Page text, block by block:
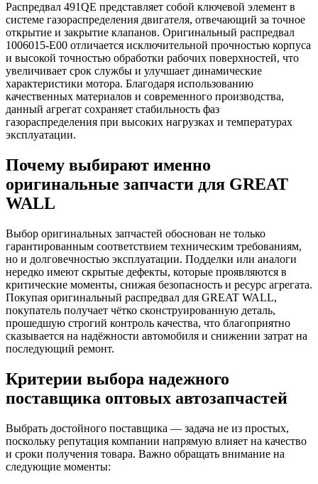
Распредвал 491QE представляет собой ключевой элемент в
системе газораспределения двигателя, отвечающий за точное
открытие и закрытие клапанов. Оригинальный распредвал
1006015-E00 отличается исключительной прочностью корпуса
и высокой точностью обработки рабочих поверхностей, что
увеличивает срок службы и улучшает динамические
характеристики мотора. Благодаря использованию
качественных материалов и современного производства,
данный агрегат сохраняет стабильность фаз
газораспределения при высоких нагрузках и температурах
эксплуатации.
Почему выбирают именно
оригинальные запчасти для GREAT
WALL
Выбор оригинальных запчастей обоснован не только
гарантированным соответствием техническим требованиям,
но и долговечностью эксплуатации. Подделки или аналоги
нередко имеют скрытые дефекты, которые проявляются в
критические моменты, снижая безопасность и ресурс агрегата.
Покупая оригинальный распредвал для GREAT WALL,
покупатель получает чётко сконструированную деталь,
прошедшую строгий контроль качества, что благоприятно
сказывается на надёжности автомобиля и снижении затрат на
последующий ремонт.
Критерии выбора надежного
поставщика оптовых автозапчастей
Выбрать достойного поставщика — задача не из простых,
поскольку репутация компании напрямую влияет на качество
и сроки получения товара. Важно обращать внимание на
следующие моменты: